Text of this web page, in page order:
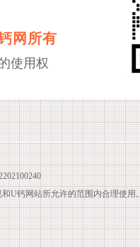
网所有
使用权
U钙网站所允许的范围内合理使用。